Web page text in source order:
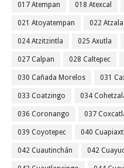
017 Atempan 018 Atexcal
021 Atoyatempan 022 Atzala
024 Atzitzintla 025 Axutla
027 Calpan 028 Caltepec
030 Cañada Morelos 031
033 Coatzingo 034
036 Coronango 037
039 Coyotepec 040
042 Cuautinchán 042